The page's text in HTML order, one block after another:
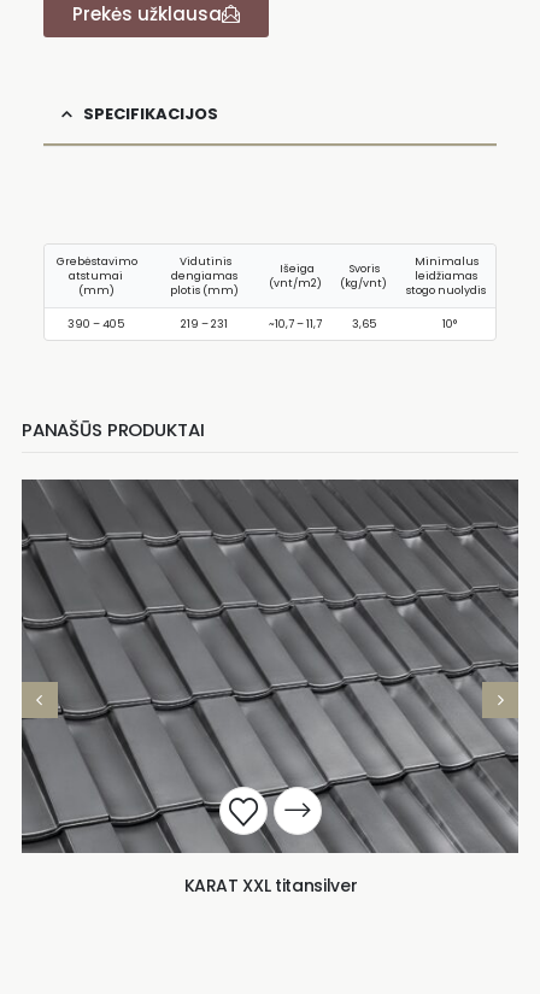
Prekės užklausa
SPECIFIKACIJOS
Grebėstavimo
atstumai
(mm)
Vidutinis
dengiamas
plotis (mm)
Išeiga
(vnt/m2)
Svoris
(kg/vnt)
Minimalus
leidžiamas
stogo nuolydis
390 – 405 219 – 231 ~10,7 – 11,7 3,65 10°
PANAŠŪS PRODUKTAI
KARAT XXL titansilver